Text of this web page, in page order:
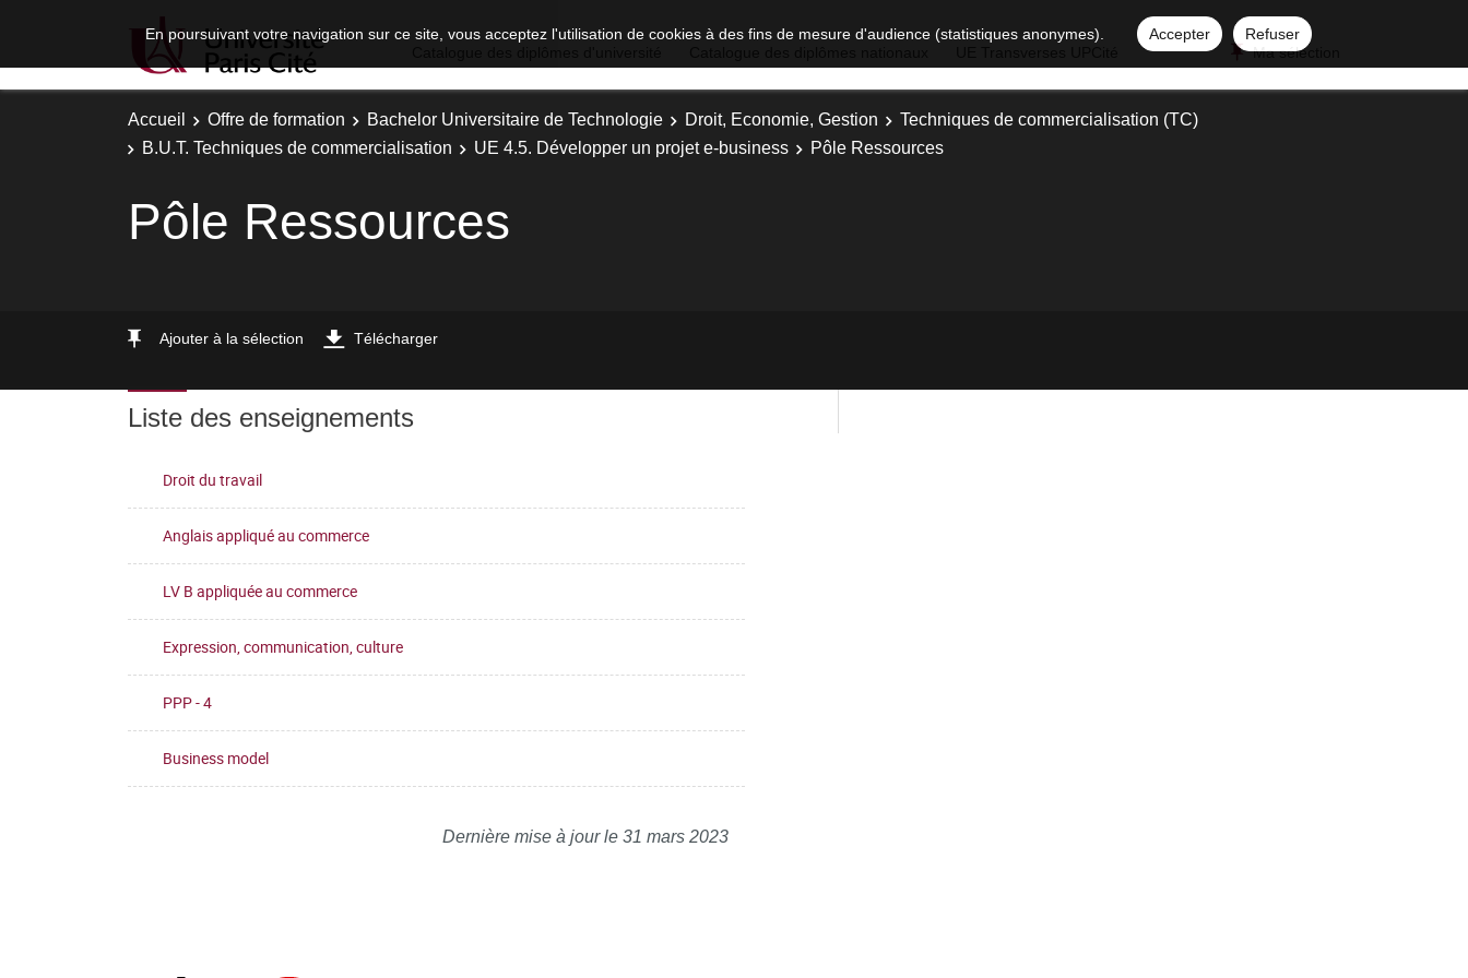
En poursuivant votre navigation sur ce site, vous acceptez l'utilisation de cookies à des fins de mesure d'audience (statistiques anonymes). Accepter
Refuser
Ma sélection
Accueil Offre de formation Bachelor Universitaire de Technologie Droit, Economie, Gestion
Techniques de commercialisation (TC)
B.U.T. Techniques de commercialisation
UE 4.5. Développer un projet e-business Pôle Ressources
Pôle Ressources
Ajouter à la sélection Télécharger
Liste des enseignements
Droit du travail
Anglais appliqué au commerce
LV B appliquée au commerce
Expression, communication, culture
PPP - 4
Business model
Dernière mise à jour le 31 mars 2023